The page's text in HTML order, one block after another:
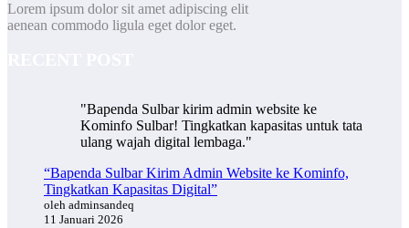
Lorem ipsum dolor sit amet adipiscing elit
aenean commodo ligula eget dolor eget.
"Bapenda Sulbar kirim admin website ke
Kominfo Sulbar! Tingkatkan kapasitas untuk tata
ulang wajah digital lembaga."
“Bapenda Sulbar Kirim Admin Website ke Kominfo,
Tingkatkan Kapasitas Digital”
oleh adminsandeq
11 Januari 2026